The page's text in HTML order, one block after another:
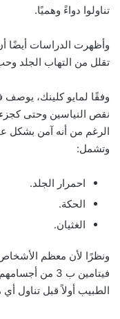
تناولوا دواءً وهميًا.
تقلل من التهاب الجلد
نقص النياسين وحتى
الرغم من أنه آمن بشكل
وتشمل:
احمرار الجلد.
الحكة.
الغثيان.
ونظرًا لأن معظم
فيتامين ب 3
الطبيب أولاً قبل تناول أي